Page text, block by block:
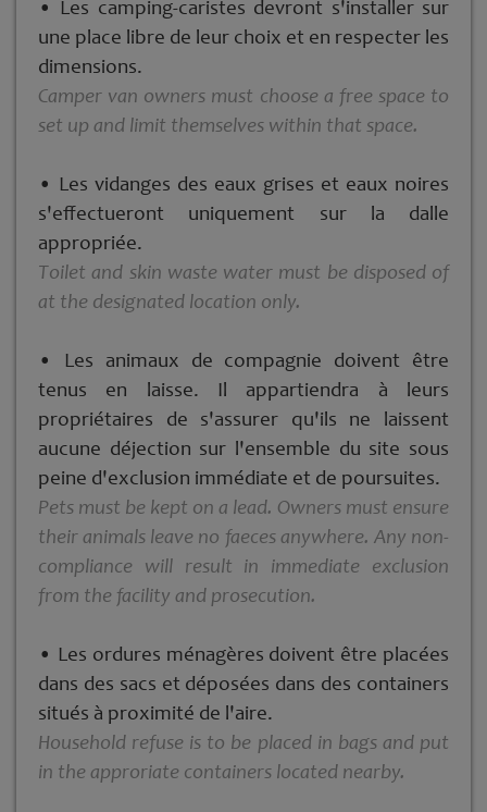
• Les camping-­caristes devront s'installer sur
une place libre de leur choix et en respecter les
dimensions.
Camper van owners must choose a free space to
set up and limit themselves within that space.
• Les vidanges des eaux grises et eaux noires
s'effectueront uniquement sur la dalle
appropriée.
Toilet and skin waste water must be disposed of
at the designated location only.
• Les animaux de compagnie doivent être
tenus en laisse. Il appartiendra à leurs
propriétaires de s'assurer qu'ils ne laissent
aucune déjection sur l'ensemble du site sous
peine d'exclusion immédiate et de poursuites.
Pets must be kept on a lead. Owners must ensure
their animals leave no faeces anywhere. Any non-
compliance will result in immediate exclusion
from the facility and prosecution.
• Les ordures ménagères doivent être placées
dans des sacs et déposées dans des containers
situés à proximité de l'aire.
Household refuse is to be placed in bags and put
in the approriate containers located nearby.